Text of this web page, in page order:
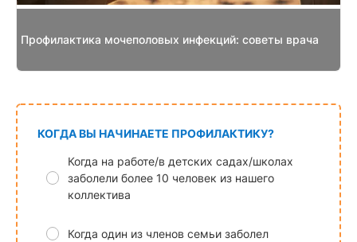
Профилактика мочеполовых инфекций: советы врача
КОГДА ВЫ НАЧИНАЕТЕ ПРОФИЛАКТИКУ?
Когда на работе/в детских садах/школах
заболели более 10 человек из нашего
коллектива
Когда один из членов семьи заболел